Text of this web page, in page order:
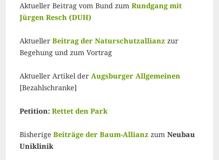
Aktueller Beitrag vom Bund zum Rundgang mit
Jürgen Resch (DUH)
Aktueller Beitrag der Naturschutzallianz zur
Begehung und zum Vortrag
Aktueller Artikel der Augsburger Allgemeinen
[Bezahlschranke]
Petition: Rettet den Park
Bisherige Beiträge der Baum-Allianz zum Neubau
Uniklinik